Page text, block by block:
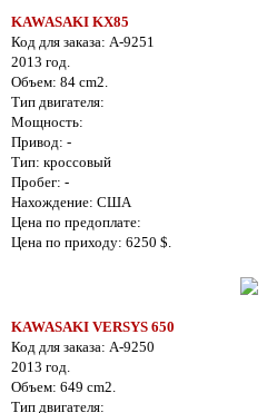
KAWASAKI KX85
Код для заказа: A-9251
2013 год.
Объем: 84 cm2.
Тип двигателя:
Мощность:
Привод: -
Тип: кроссовый
Пробег: -
Нахождение: США
Цена по предоплате:
Цена по приходу: 6250 $.
KAWASAKI VERSYS 650
Код для заказа: A-9250
2013 год.
Объем: 649 cm2.
Тип двигателя: